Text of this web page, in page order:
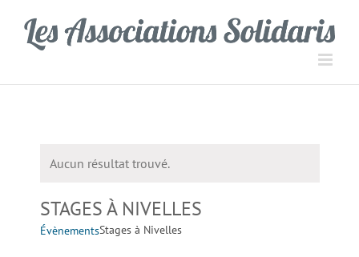
contenu
Notice
Aucun résultat trouvé.
STAGES À NIVELLES
ÉvènementsStages à Nivelles